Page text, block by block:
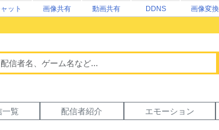
ット 画像共有 動画共有 DDNS 画像変換
一覧 配信者紹介 エモーション